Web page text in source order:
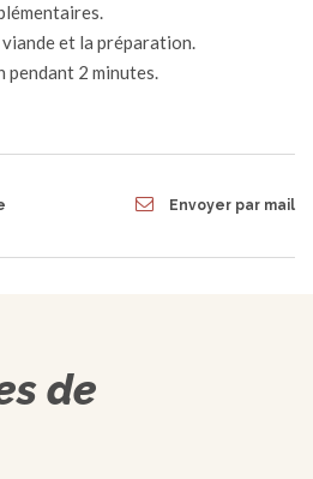
et la préparation.
pendant 2 minutes.
Envoyer par mail
de